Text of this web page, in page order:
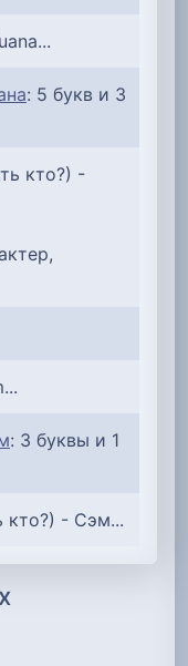
: 5 букв и 3
кто?) -
: 3 буквы и 1
кто?) - Сэм...